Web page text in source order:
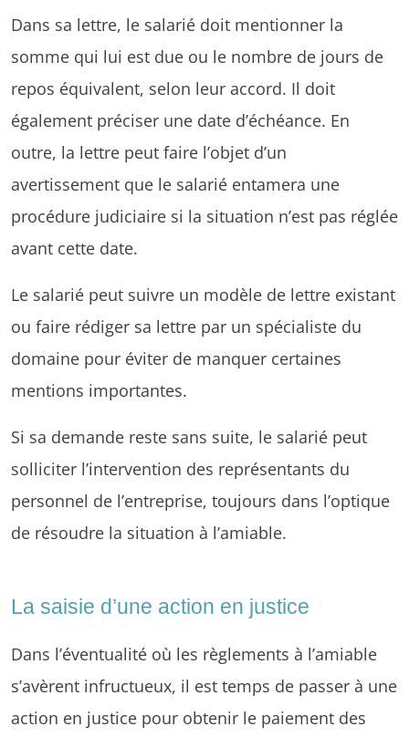
Dans sa lettre, le salarié doit mentionner la
somme qui lui est due ou le nombre de jours de
repos équivalent, selon leur accord. Il doit
également préciser une date d’échéance. En
outre, la lettre peut faire l’objet d’un
avertissement que le salarié entamera une
procédure judiciaire si la situation n’est pas réglée
avant cette date.
Le salarié peut suivre un modèle de lettre existant
ou faire rédiger sa lettre par un spécialiste du
domaine pour éviter de manquer certaines
mentions importantes.
Si sa demande reste sans suite, le salarié peut
solliciter l’intervention des représentants du
personnel de l’entreprise, toujours dans l’optique
de résoudre la situation à l’amiable.
La saisie d’une action en justice
Dans l’éventualité où les règlements à l’amiable
s’avèrent infructueux, il est temps de passer à une
action en justice pour obtenir le paiement des